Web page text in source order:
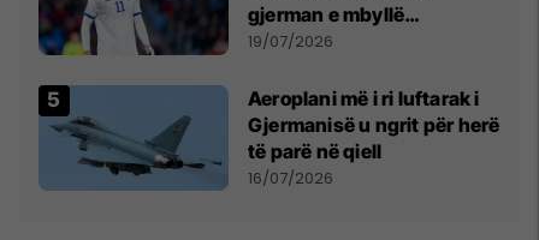
gjerman e mbyllë
marrëveshjen për Fisnik
19/07/2026
Aeroplani më i ri luftarak i
Gjermanisë u ngrit për herë
të parë në qiell
16/07/2026